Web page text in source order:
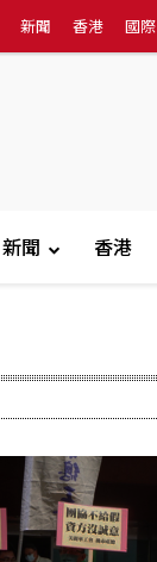
新聞 香港 國際
新聞 香港